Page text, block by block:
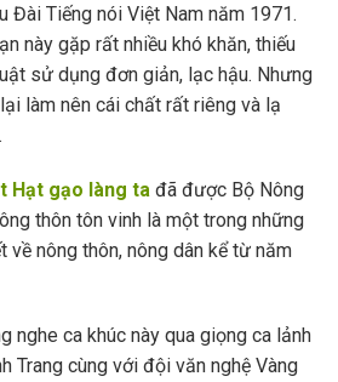
Đài Tiếng nói Việt Nam năm 1971.
này gặp rất nhiều khó khăn, thiếu
sử dụng đơn giản, lạc hậu. Nhưng
làm nên cái chất rất riêng và lạ
Hạt gạo làng ta đã được Bộ Nông
thôn tôn vinh là một trong những
về nông thôn, nông dân kể từ năm
nghe ca khúc này qua giọng ca lảnh
Trang cùng với đội văn nghệ Vàng